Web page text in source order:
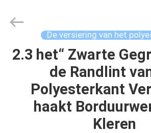
THUIS
PRODUCTEN
Ltd..
De versiering van het
2.3 het“ Zwarte
de Randlint
Polyesterkant
haakt
Kleren